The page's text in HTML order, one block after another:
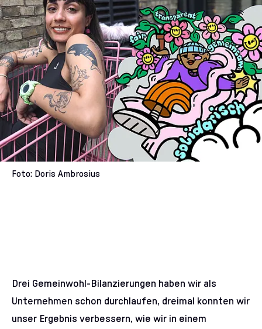
Foto: Doris Ambrosius
Drei Gemeinwohl-Bilanzierungen haben wir als
Unternehmen schon durchlaufen, dreimal konnten wir
unser Ergebnis verbessern, wie wir in einem